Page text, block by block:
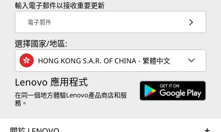
輸入電子郵件以接收重要更新
電子郵件
選擇國家/地區:
HONG KONG S.A.R. OF CHINA - 繁體中文
Lenovo 應用程式
在同一個地方體驗Lenovo產品商店和服
務。